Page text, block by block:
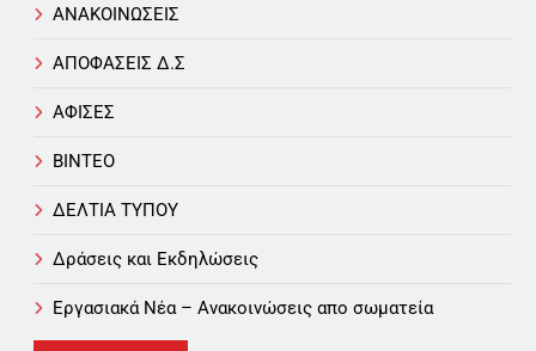
ΑΝΑΚΟΙΝΩΣΕΙΣ
ΑΠΟΦΑΣΕΙΣ Δ.Σ
ΑΦΙΣΕΣ
ΒΙΝΤΕΟ
ΔΕΛΤΙΑ ΤΥΠΟΥ
Δράσεις και Εκδηλώσεις
Εργασιακά Νέα – Aνακοινώσεις απο σωματεία